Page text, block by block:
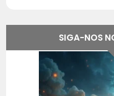
SIGA-NOS